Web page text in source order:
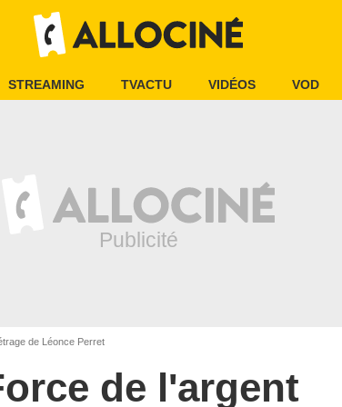
STREAMING TVACTU VIDÉOS VOD
de Léonce Perret
de l'argent